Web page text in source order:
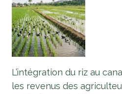
L’intégration du riz au
les revenus des